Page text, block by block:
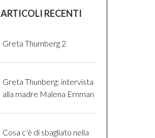
ARTICOLI RECENTI
Greta Thumberg 2
Greta Thunberg: intervista
alla madre Malena Ernman
Cosa c’è di sbagliato nella